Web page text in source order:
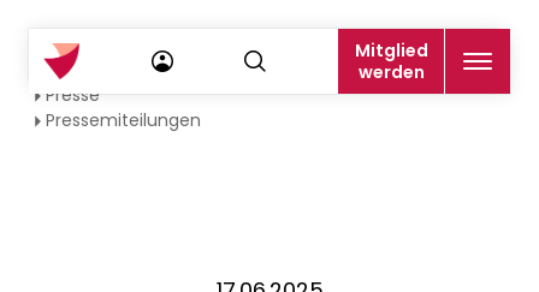
Mitglied
werden
Startseite
Presse
Pressemiteilungen